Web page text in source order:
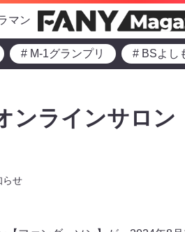
マン
# M-1グランプリ # BSよし
ンラインサロン
らせ